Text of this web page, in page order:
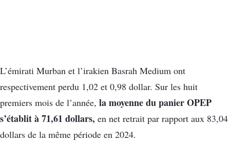
L’émirati Murban et l’irakien Basrah Medium ont
respectivement perdu 1,02 et 0,98 dollar. Sur les huit
premiers mois de l’année, la moyenne du panier OPEP
s’établit à 71,61 dollars, en net retrait par rapport aux 83,04
dollars de la même période en 2024.